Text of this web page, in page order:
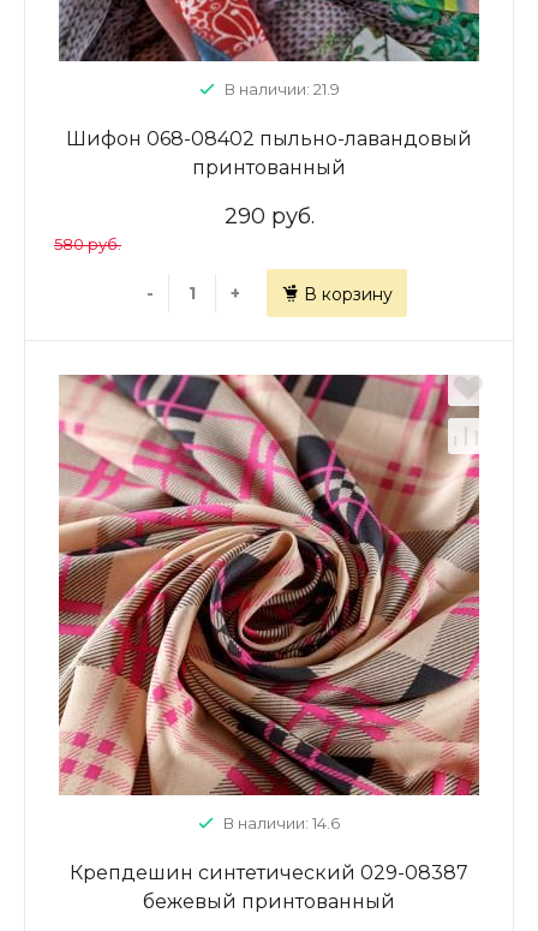
В наличии: 21.9
Шифон 068-08402 пыльно-лавандовый
принтованный
290 руб.
580 руб.
- + В корзину
В наличии: 14.6
Крепдешин синтетический 029-08387
бежевый принтованный